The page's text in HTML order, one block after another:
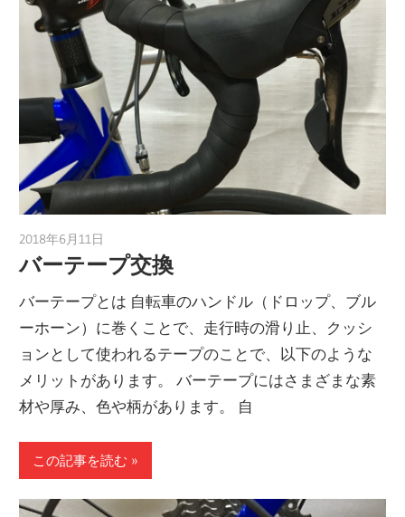
2018年6月11日
バーテープ交換
バーテープとは 自転車のハンドル（ドロップ、ブル
ーホーン）に巻くことで、走行時の滑り止、クッシ
ョンとして使われるテープのことで、以下のような
メリットがあります。 バーテープにはさまざまな素
材や厚み、色や柄があります。 自
この記事を読む